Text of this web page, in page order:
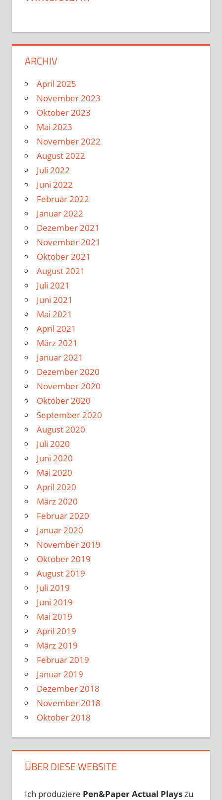
ARCHIV
April 2025
November 2023
Oktober 2023
Mai 2023
November 2022
August 2022
Juli 2022
Juni 2022
Februar 2022
Januar 2022
Dezember 2021
November 2021
Oktober 2021
August 2021
Juli 2021
Juni 2021
Mai 2021
April 2021
März 2021
Januar 2021
Dezember 2020
November 2020
Oktober 2020
September 2020
August 2020
Juli 2020
Juni 2020
Mai 2020
April 2020
März 2020
Februar 2020
Januar 2020
November 2019
Oktober 2019
August 2019
Juli 2019
Juni 2019
Mai 2019
April 2019
März 2019
Februar 2019
Januar 2019
Dezember 2018
November 2018
Oktober 2018
ÜBER DIESE WEBSITE
Ich produziere Pen&PaperActual Playszu